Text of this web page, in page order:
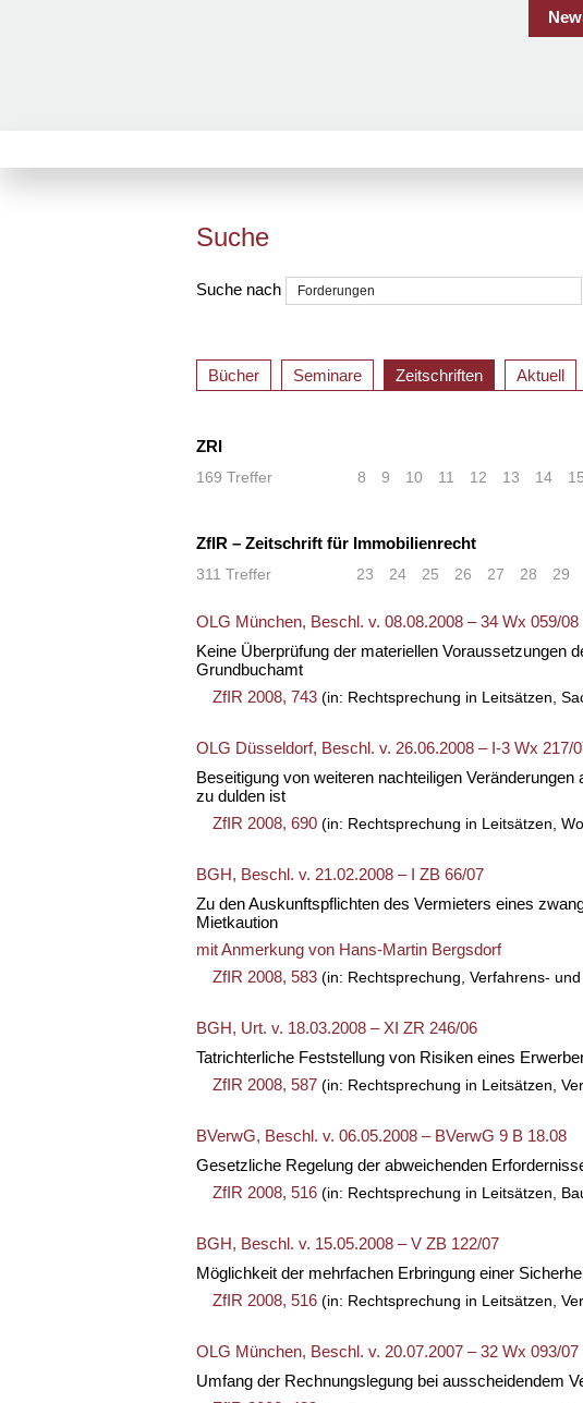
Suche
Suche nach
Bücher Seminare Zeitschriften Aktuell
ZRI
169 Treffer 8 9 10 11 12 13 14 15
ZfIR – Zeitschrift für Immobilienrecht
311 Treffer 23 24 25 26 27 28 29
OLG München, Beschl. v. 08.08.2008 – 34 Wx 059/08
Keine Überprüfung der materiellen Voraussetzungen
Grundbuchamt
ZfIR 2008, 743 (in: Rechtsprechung in Leitsätzen,
OLG Düsseldorf, Beschl. v. 26.06.2008 – I-3 Wx 217/
Beseitigung von weiteren nachteiligen
zu dulden ist
ZfIR 2008, 690 (in: Rechtsprechung in Leitsätzen,
BGH, Beschl. v. 21.02.2008 – I ZB 66/07
Zu den Auskunftspflichten des Vermieters eines
Mietkaution
mit Anmerkung von Hans-Martin Bergsdorf
ZfIR 2008, 583 (in: Rechtsprechung, Verfahrens-
BGH, Urt. v. 18.03.2008 – XI ZR 246/06
Tatrichterliche Feststellung von Risiken eines
ZfIR 2008, 587 (in: Rechtsprechung in Leitsätzen,
BVerwG, Beschl. v. 06.05.2008 – BVerwG 9 B 18.08
Gesetzliche Regelung der abweichenden
ZfIR 2008, 516 (in: Rechtsprechung in Leitsätzen,
BGH, Beschl. v. 15.05.2008 – V ZB 122/07
Möglichkeit der mehrfachen Erbringung einer
ZfIR 2008, 516 (in: Rechtsprechung in Leitsätzen,
OLG München, Beschl. v. 20.07.2007 – 32 Wx 093/07
Umfang der Rechnungslegung bei ausscheidendem